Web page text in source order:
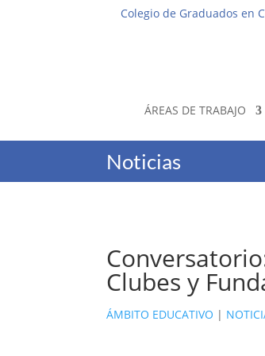
Colegio de Graduados en
ÁREAS DE TRABAJO
Noticias
Clubes y
ÁMBITO EDUCATIVO |